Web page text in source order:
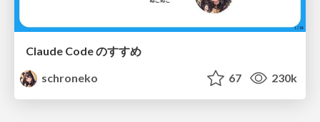
Claude Code のすすめ
schroneko
67 230k